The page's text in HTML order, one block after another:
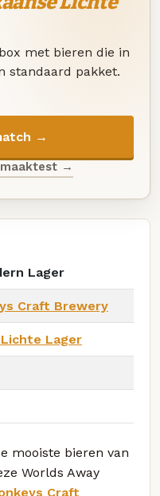
met bieren die in
standaard pakket.
→
→
Lager
Craft Brewery
Lager
mooiste bieren van
Worlds Away
Craft